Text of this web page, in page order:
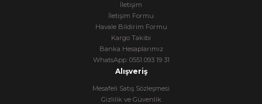
İletişim
İletişim Formu
Havale Bildirim Formu
Kargo Takibi
Banka Hesaplarımız
WhatsApp: 0551 093 19 31
Alışveriş
Mesafeli Satış Sözleşmesi
Gizlilik ve Güvenlik